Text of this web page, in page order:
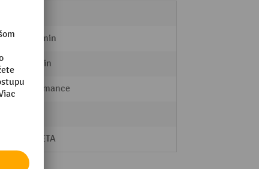
13 m/min
9 m/min
Performance
PLANETA